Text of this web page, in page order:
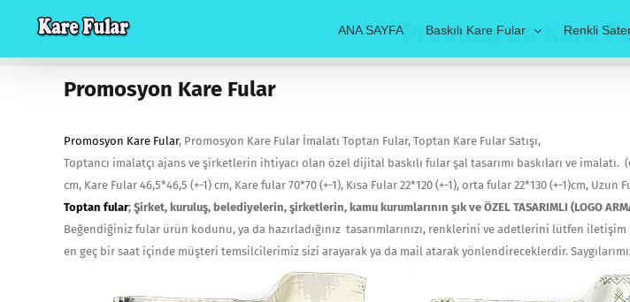
content
ANA SAYFA Baskılı Kare Fular Renkli
Promosyon Kare
Promosyon Kare Fular
Promosyon Kare Fular, Promosyon Kare Fular İmalatı Toptan Fular, Toptan Kare Fular Satışı,
Toptancı imalatçı ajans ve şirketlerin ihtiyacı olan özel dijital baskılı fular şal tasarımı baskıları ve imalatı.
cm, Kare Fular 46,5*46,5 (+-1) cm, Kare fular 70*70 (+-1), Kısa Fular 22*120 (+-1), orta fular 22*130 (+-1)cm,
Toptan fular; Şirket, kuruluş, belediyelerin, şirketlerin, kamu kurumlarının şık ve ÖZEL TASARIMLI (LOGO
Beğendiğiniz fular ürün kodunu, ya da hazırladığınız tasarımlarınızı, renklerini ve adetlerini lütfen
en geç bir saat içinde müşteri temsilcilerimiz sizi arayarak ya da mail atarak yönlendireceklerdir.